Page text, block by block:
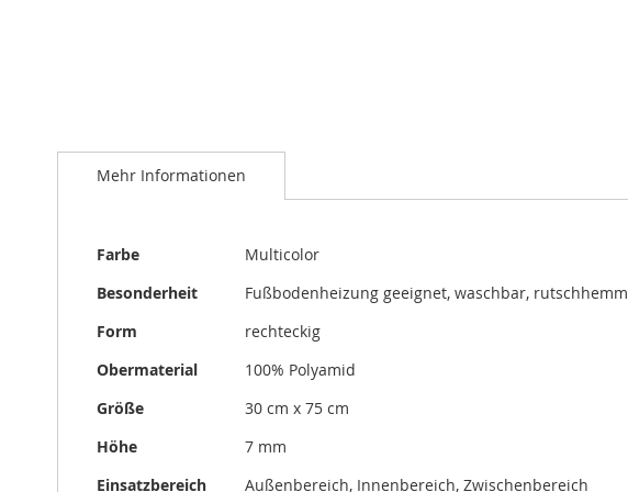
Anfang
Mehr Informationen
Mehr
Farbe
Multicolor
Besonderheit
Fußbodenheizung geeignet, waschbar,
Form
rechteckig
Obermaterial
100% Polyamid
Größe
30 cm x 75 cm
Höhe
7 mm
Einsatzbereich
Außenbereich, Innenbereich, Zwischenbereich